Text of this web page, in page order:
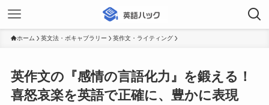
ホーム 英文法・ボキャブラリー 英作文・ライティング
英作文の『感情の言語化力』を鍛える！
喜怒哀楽を英語で正確に、豊かに表現